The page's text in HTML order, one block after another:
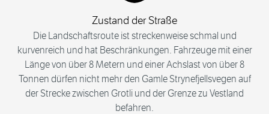
Zustand der Straße
Die Landschaftsroute ist streckenweise schmal und
kurvenreich und hat Beschränkungen. Fahrzeuge mit einer
Länge von über 8 Metern und einer Achslast von über 8
Tonnen dürfen nicht mehr den Gamle Strynefjellsvegen auf
der Strecke zwischen Grotli und der Grenze zu Vestland
befahren.